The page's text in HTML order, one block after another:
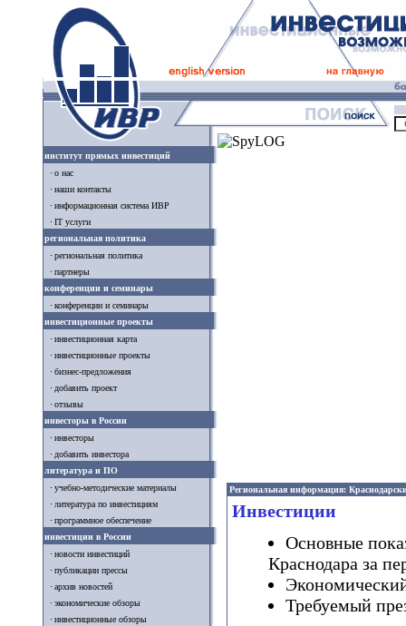
институт прямых инвестиций
о нас
наши контакты
информационная система ИВР
IT услуги
региональная политика
региональная политика
партнеры
конференции и семинары
конференции и семинары
инвестиционные проекты
инвестиционная карта
инвестиционные проекты
бизнес-предложения
добавить проект
отзывы
инвесторы в России
инвесторы
добавить инвестора
литература и ПО
учебно-методические материалы
литература по инвестициям
программное обеспечение
инвестиции в России
новости инвестиций
публикации прессы
архив новостей
экономические обзоры
инвестиционные обзоры
Региональная информация:
Инвестиции
Основные
Краснодара за
Требуемый